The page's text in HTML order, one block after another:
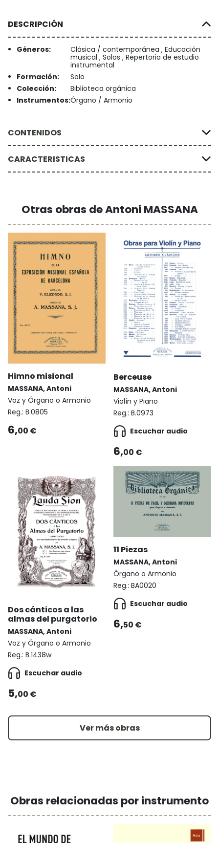
DESCRIPCIÓN
Géneros:
Clásica / contemporánea , Educación
musical , Solos , Repertorio de estudio
instrumental
Formación:
Solo
Colección:
Biblioteca orgánica
Instrumentos:Órgano / Armonio
CONTENIDOS
CARACTERISTICAS
Otras obras de Antoni MASSANA
Himno misional
MASSANA, Antoni
Voz y Órgano o Armonio
Reg.: B.0805
6,00 €
Berceuse
MASSANA, Antoni
Violín y Piano
Reg.: B.0973
Escuchar audio
6,00 €
Dos cánticos a las
almas del purgatorio
MASSANA, Antoni
Voz y Órgano o Armonio
Reg.: B.1438w
Escuchar audio
5,00 €
11 Piezas
MASSANA, Antoni
Órgano o Armonio
Reg.: BA0020
Escuchar audio
6,50 €
Ver más obras
Obras relacionadas por instrumento